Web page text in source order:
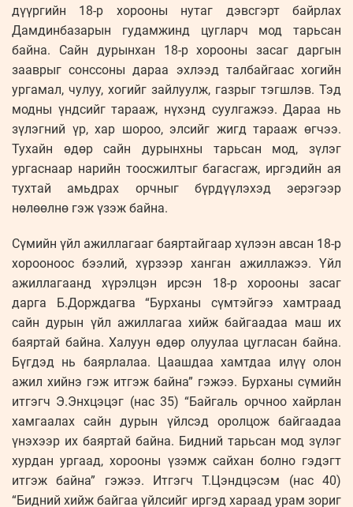
дүүргийн 18-р хорооны нутаг дэвсгэрт байрлах
Дамдинбазарын гудамжинд цугларч мод тарьсан
байна. Сайн дурынхан 18-р хорооны засаг даргын
зааврыг сонссоны дараа эхлээд талбайгаас хогийн
ургамал, чулуу, хогийг зайлуулж, газрыг тэгшлэв. Тэд
модны үндсийг тарааж, нүхэнд суулгажээ. Дараа нь
зүлэгний үр, хар шороо, элсийг жигд тарааж өгчээ.
Тухайн өдөр сайн дурынхны тарьсан мод, зүлэг
ургаснаар нарийн тоосжилтыг багасгаж, иргэдийн ая
тухтай амьдрах орчныг бүрдүүлэхэд эерэгээр
нөлөөлнө гэж үзэж байна.
Сүмийн үйл ажиллагааг баяртайгаар хүлээн авсан 18-р
хорооноос бээлий, хүрзээр ханган ажиллажээ. Үйл
ажиллагаанд хүрэлцэн ирсэн 18-р хорооны засаг
дарга Б.Дорждагва “Бурханы сүмтэйгээ хамтраад
сайн дурын үйл ажиллагаа хийж байгаадаа маш их
баяртай байна. Халуун өдөр олуулаа цугласан байна.
Бүгдэд нь баярлалаа. Цаашдаа хамтдаа илүү олон
ажил хийнэ гэж итгэж байна” гэжээ. Бурханы сүмийн
итгэгч Э.Энхцэцэг (нас 35) “Байгаль орчноо хайрлан
хамгаалах сайн дурын үйлсэд оролцож байгаадаа
үнэхээр их баяртай байна. Бидний тарьсан мод зүлэг
хурдан ургаад, хорооны үзэмж сайхан болно гэдэгт
итгэж байна” гэжээ. Итгэгч Т.Цэндцэсэм (нас 40)
“Бидний хийж байгаа үйлсийг иргэд хараад урам зориг